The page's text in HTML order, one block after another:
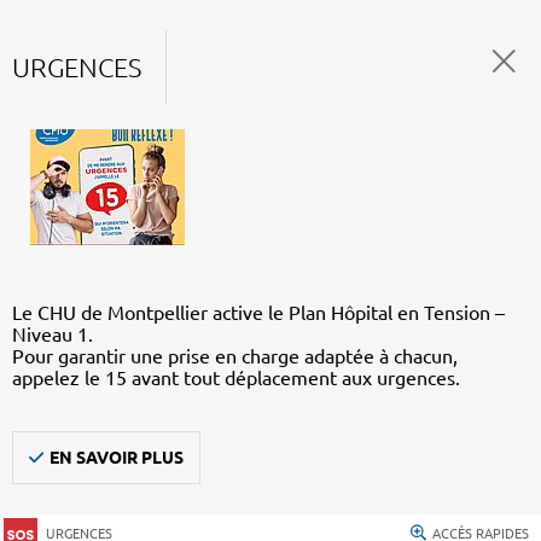
URGENCES
Le CHU de Montpellier active le Plan Hôpital en Tension –
Niveau 1.
Pour garantir une prise en charge adaptée à chacun,
appelez le 15 avant tout déplacement aux urgences.
EN SAVOIR PLUS
URGENCES ACCÈS RAPIDES